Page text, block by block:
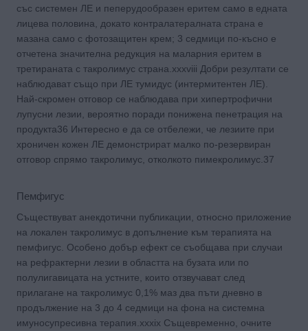
със системен ЛЕ и пеперудообразен еритем само в едната
лицева половина, докато контралатералната страна е
мазана само с фотозащитен крем; 3 седмици по-късно е
отчетена значителна редукция на маларния еритем в
третираната с такролимус страна.xxxviii Добри резултати се
наблюдават също при ЛЕ тумидус (интермитентен ЛЕ).
Най-скромен отговор се наблюдава при хипертрофични
лупусни лезии, вероятно поради понижена пенетрация на
продукта36 Интересно е да се отбележи, че лезиите при
хроничен кожен ЛЕ демонстрират малко по-резервиран
отговор спрямо такролимус, отколкото пимекролимус.37
Пемфигус
Съществуват анекдотични публикации, относно приложение
на локален такролимус в допълнение към терапията на
пемфигус. Особено добър ефект се съобщава при случаи
на рефрактерни лезии в областта на бузата или по
полулигавицата на устните, които отзвучават след
прилагане на такролимус 0,1% маз два пъти дневно в
продължение на 3 до 4 седмици на фона на системна
имуносупресивна терапия.xxxix Същевременно, очните